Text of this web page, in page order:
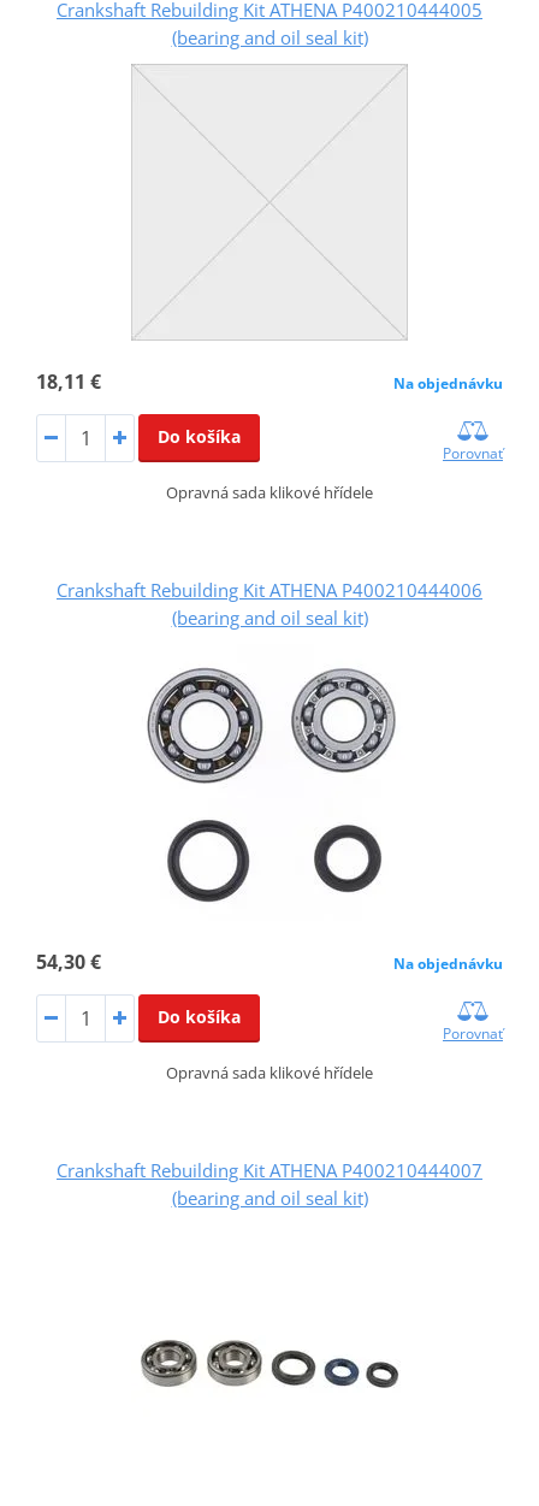
Crankshaft Rebuilding Kit ATHENA P400210444005
(bearing and oil seal kit)
18,11 € Na objednávku
Do košíka
Porovnať
Opravná sada klikové hřídele
Crankshaft Rebuilding Kit ATHENA P400210444006
(bearing and oil seal kit)
54,30 € Na objednávku
Do košíka
Porovnať
Opravná sada klikové hřídele
Crankshaft Rebuilding Kit ATHENA P400210444007
(bearing and oil seal kit)